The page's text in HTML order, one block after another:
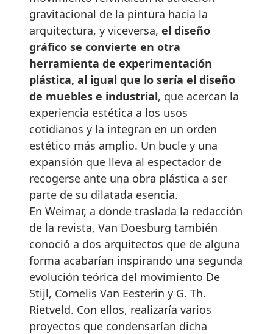
gravitacional de la pintura hacia la
arquitectura, y viceversa, el diseño
gráfico se convierte en otra
herramienta de experimentación
plástica, al igual que lo sería el diseño
de muebles e industrial, que acercan la
experiencia estética a los usos
cotidianos y la integran en un orden
estético más amplio. Un bucle y una
expansión que lleva al espectador de
recogerse ante una obra plástica a ser
parte de su dilatada esencia.
En Weimar, a donde traslada la redacción
de la revista, Van Doesburg también
conoció a dos arquitectos que de alguna
forma acabarían inspirando una segunda
evolución teórica del movimiento De
Stijl, Cornelis Van Eesterin y G. Th.
Rietveld. Con ellos, realizaría varios
proyectos que condensarían dicha